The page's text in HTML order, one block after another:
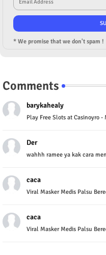
* We promise that we don't spam !
Comments
barykahealy
Play Free Slots at Casinoyro -
Der
wahhh ramee ya kak cara
caca
Viral Masker Medis Palsu
caca
Viral Masker Medis Palsu